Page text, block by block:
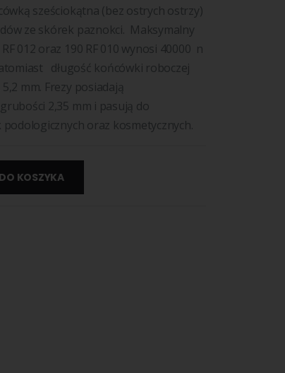
sześciokątna (bez ostrych ostrzy)
ze skórek paznokci. Maksymalny
012 oraz 190 RF 010 wynosi 40000 n
długość końcówki roboczej
mm. Frezy posiadają
2,35 mm i pasują do
oraz kosmetycznych.
KOSZYKA